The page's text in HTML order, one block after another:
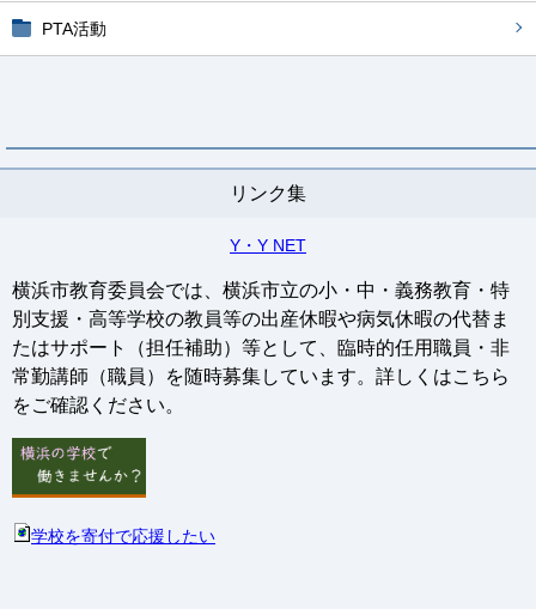
PTA活動
リンク集
Y・Y NET
横浜市教育委員会では、横浜市立の小・中・義務教育・特
別支援・高等学校の教員等の出産休暇や病気休暇の代替ま
たはサポート（担任補助）等として、臨時的任用職員・非
常勤講師（職員）を随時募集しています。詳しくはこちら
をご確認ください。
学校を寄付で応援したい